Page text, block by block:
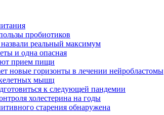
пробиотиков
реальный максимум
и одна опасная
прием пищи
новые горизонты в лечении нейробластомы
мышц
к следующей пандемии
холестерина на годы
старения обнаружена